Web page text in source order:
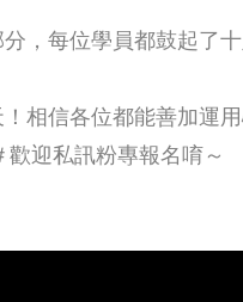
，每位學員都鼓起了
相信各位都能善加運
迎私訊粉專報名唷～